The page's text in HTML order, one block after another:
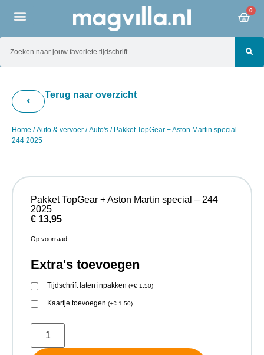
0
Terug naar overzicht
Home /Auto & vervoer /Auto's / Pakket TopGear + Aston Martin special –
244 2025
Pakket TopGear + Aston Martin special – 244
2025
€ 13,95
Op voorraad
Extra's toevoegen
Tijdschrift laten inpakken (+€ 1,50)
Kaartje toevoegen (+€ 1,50)